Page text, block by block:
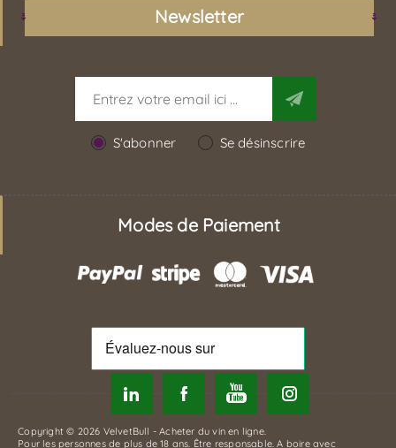
Newsletter
S'abonner Se désinscrire
Modes de Paiement
Copyright © 2026 VelvetBull - Acheter du vin en ligne.
Pour les personnes de plus de 18 ans. Être responsable. A boire avec